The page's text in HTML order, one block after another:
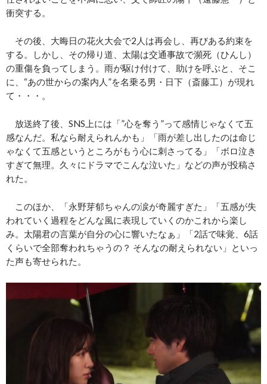
衝突する。
その後、大晦日の花火大会で2人は再会し、再びある約束を
する。しかし、その帰り道、太陽は交通事故で瀕死（ひんし）
の重傷を負ってしまう。雨が駆け付けて、助けを呼ぶと、そこ
に、“あの世からの案内人”を名乗る男・日下（斎藤工）が現れ
て・・・。
放送終了後、SNS上には「”心を奪う”って感情じゃなくて五
感なんだ。私なら耐えられんかも」「雨が差し出したのは命じ
ゃなくて五感というところがもう心に刺さってる」「ボロ泣き
すぎて無理。久々にドラマでこんな泣いた」などの声が投稿さ
れた。
このほか、「永野芽郁ちゃんの涙が奇麗すぎた」「五感が失
われていく過程をどんな風に表現していくのかこれから楽し
み。太陽君の言葉が自分の心に響いたなぁ」「2話で味覚、6話
くらいで全部奪われちゃうの？ そんなの耐えられない」といっ
た声も寄せられた。